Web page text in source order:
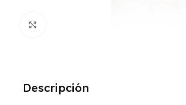
Descripción